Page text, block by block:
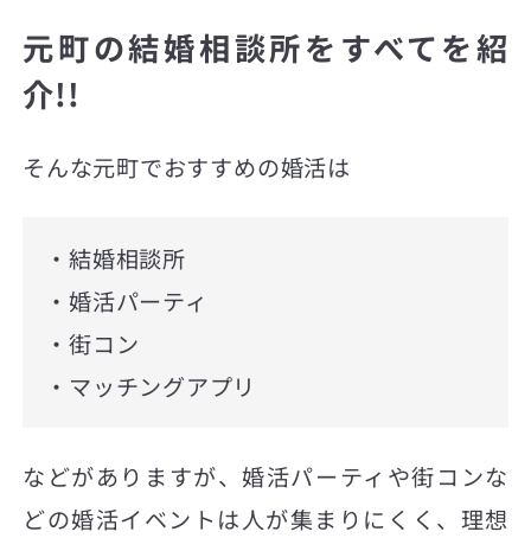
元町の結婚相談所をすべてを紹
介!!
そんな元町でおすすめの婚活は
・結婚相談所
・婚活パーティ
・街コン
・マッチングアプリ
などがありますが、婚活パーティや街コンな
どの婚活イベントは人が集まりにくく、理想